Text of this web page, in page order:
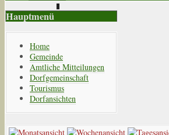
Hauptmenü
Home
Gemeinde
Amtliche Mitteilungen
Dorfgemeinschaft
Tourismus
Dorfansichten